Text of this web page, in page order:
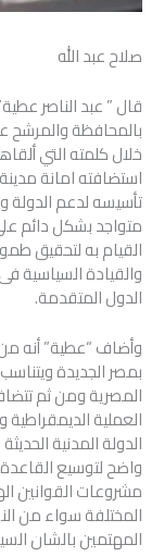
صلاح عبد الله
قال ” عبد الناصر
بالمحافظة والمرشح
خلال كلمته التي
استضافته امانة
تأسيسه لدعم الدولة
متواجد بشكل دائم
القيام به لتحقيق
والقيادة السياسية
الدول المتقدمة.
وأضاف “عطية” أنه
بمصر الجديدة
المصرية ومن ثم
العملية
الدولة المدنية
واضح لتوسيع
مشروعات القوانين
المختلفة سواء من
المهتمين بالشان